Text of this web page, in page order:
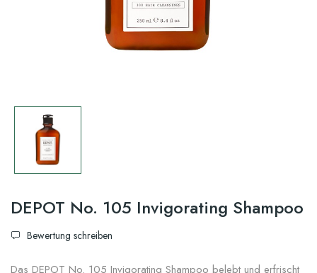
DEPOT No. 105 Invigorating Shampoo
Bewertung schreiben
Das DEPOT No. 105 Invigorating Shampoo belebt und erfrischt